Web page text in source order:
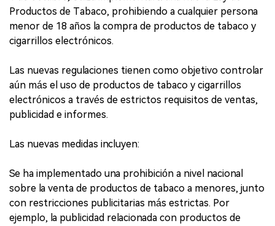
Productos de Tabaco, prohibiendo a cualquier persona
menor de 18 años la compra de productos de tabaco y
cigarrillos electrónicos.
Las nuevas regulaciones tienen como objetivo controlar
aún más el uso de productos de tabaco y cigarrillos
electrónicos a través de estrictos requisitos de ventas,
publicidad e informes.
Las nuevas medidas incluyen:
Se ha implementado una prohibición a nivel nacional
sobre la venta de productos de tabaco a menores, junto
con restricciones publicitarias más estrictas. Por
ejemplo, la publicidad relacionada con productos de